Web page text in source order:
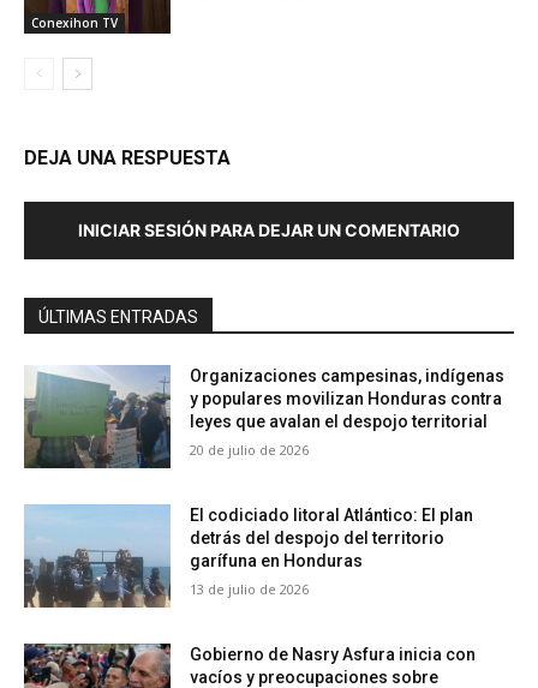
Conexihon TV
DEJA UNA RESPUESTA
INICIAR SESIÓN PARA DEJAR UN COMENTARIO
ÚLTIMAS ENTRADAS
Organizaciones campesinas, indígenas
y populares movilizan Honduras contra
leyes que avalan el despojo territorial
20 de julio de 2026
El codiciado litoral Atlántico: El plan
detrás del despojo del territorio
garífuna en Honduras
13 de julio de 2026
Gobierno de Nasry Asfura inicia con
vacíos y preocupaciones sobre